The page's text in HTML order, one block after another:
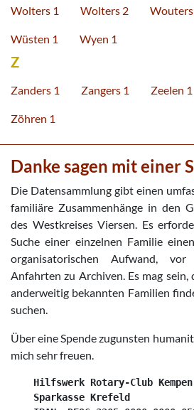
Wolters 1 Wolters 2 Wouters
Wüsten 1 Wyen 1
Z
Zanders 1 Zangers 1 Zeelen 1
Zöhren 1
Danke sagen mit einer
Die Datensammlung gibt einen
familiäre Zusammenhänge in den
des Westkreises Viersen. Es
Suche einer einzelnen Familie
organisatorischen Aufwand,
Anfahrten zu Archiven. Es mag sein,
anderweitig bekannten Familien
suchen.
Über eine Spende zugunsten
mich sehr freuen.
Hilfswerk Rotary-Club
    Sparkasse Krefeld